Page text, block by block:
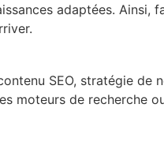
adaptées. Ainsi,
SEO, stratégie de
moteurs de recherche